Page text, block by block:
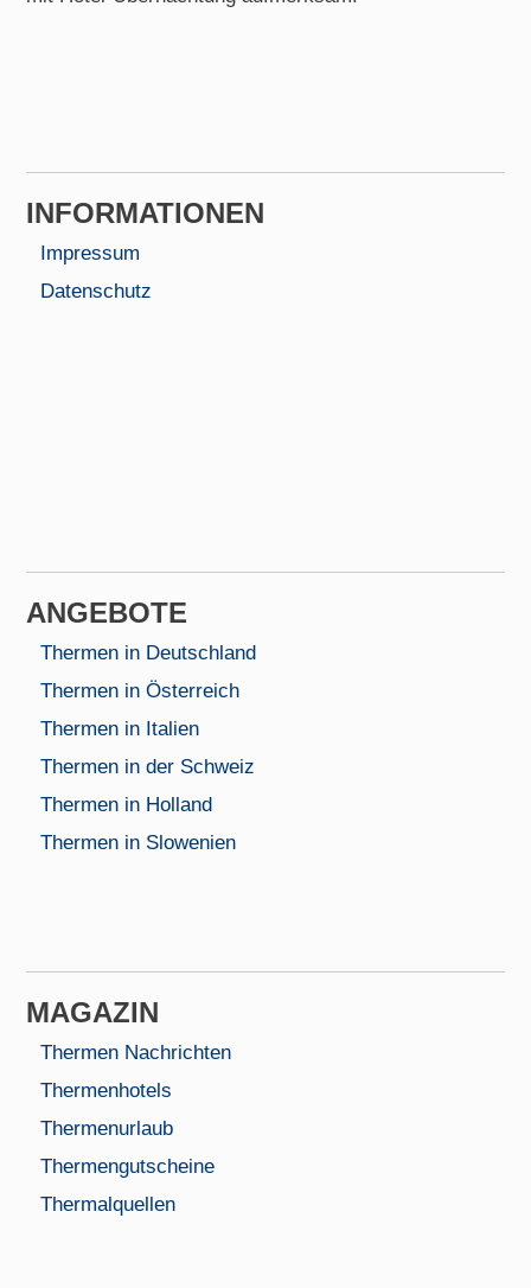
INFORMA­TIONEN
Impressum
Datenschutz
AN­GEBOTE
Thermen in Deutschland
Thermen in Österreich
Thermen in Italien
Thermen in der Schweiz
Thermen in Holland
Thermen in Slowenien
MAGAZIN
Thermen Nachrichten
Thermenhotels
Thermenurlaub
Thermengutscheine
Thermalquellen